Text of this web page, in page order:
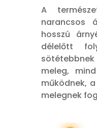
A
narancsos
hosszú
délelőtt
meleg,
működnek,
melegnek